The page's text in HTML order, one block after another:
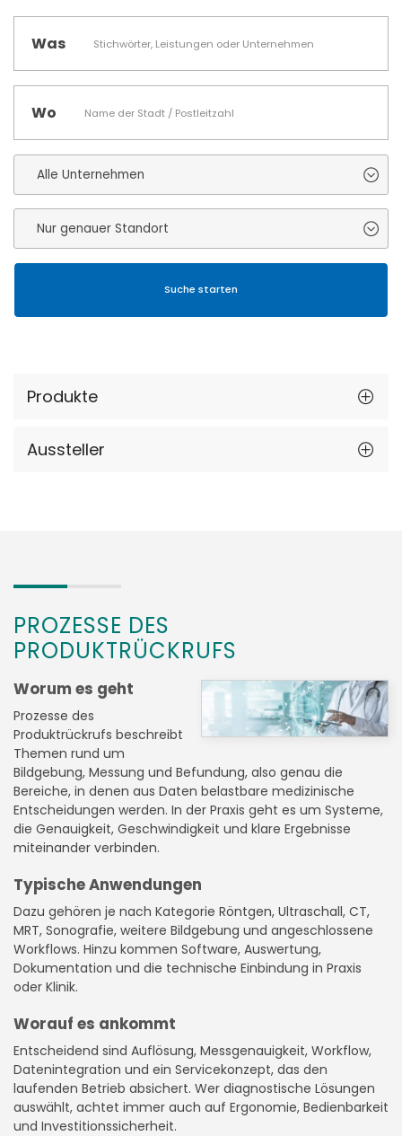
Was
Wo
Produkte
Aussteller
PROZESSE DES
PRODUKTRÜCKRUFS
Worum es geht
Prozesse des
Produktrückrufs beschreibt
Themen rund um
Bildgebung, Messung und Befundung, also genau die
Bereiche, in denen aus Daten belastbare medizinische
Entscheidungen werden. In der Praxis geht es um Systeme,
die Genauigkeit, Geschwindigkeit und klare Ergebnisse
miteinander verbinden.
Typische Anwendungen
Dazu gehören je nach Kategorie Röntgen, Ultraschall, CT,
MRT, Sonografie, weitere Bildgebung und angeschlossene
Workflows. Hinzu kommen Software, Auswertung,
Dokumentation und die technische Einbindung in Praxis
oder Klinik.
Worauf es ankommt
Entscheidend sind Auflösung, Messgenauigkeit, Workflow,
Datenintegration und ein Servicekonzept, das den
laufenden Betrieb absichert. Wer diagnostische Lösungen
auswählt, achtet immer auch auf Ergonomie, Bedienbarkeit
und Investitionssicherheit.